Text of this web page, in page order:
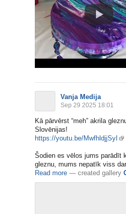
Vanja Medija
Sep 29 2025 18:01
Kā pārvērst “meh” akrila
Slovēnijas!
https://youtu.be/MwfhldjjSyI
Šodien es vēlos jums parādīt
gleznu, mums nepatīk viss
Read more — created gallery